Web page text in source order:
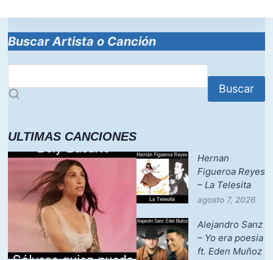
Buscar Artista o Canción
Buscar
ULTIMAS CANCIONES
Hernan
Figueroa Reyes
– La Telesita
agosto 7, 2026
Alejandro Sanz
– Yo era poesia
ft. Eden Muñoz